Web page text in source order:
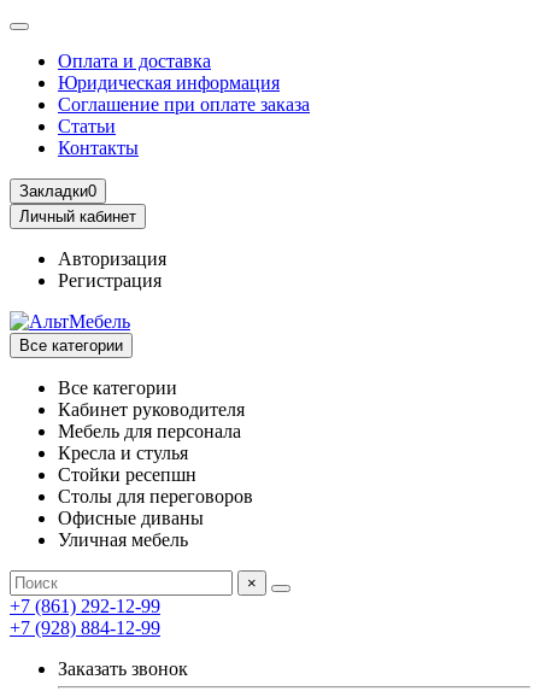
Оплата и доставка
Юридическая информация
Соглашение при оплате заказа
Статьи
Контакты
Закладки0
Личный кабинет
Авторизация
Регистрация
Все категории
Все категории
Кабинет руководителя
Мебель для персонала
Кресла и стулья
Стойки ресепшн
Столы для переговоров
Офисные диваны
Уличная мебель
×
+7 (861) 292-12-99
+7 (928) 884-12-99
Заказать звонок